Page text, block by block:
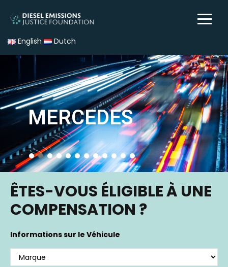
English Dutch
MERCEDES
ÊTES-VOUS ÉLIGIBLE À UNE
COMPENSATION ?
Informations sur le Véhicule
Si vous avez acheté un véhicule affecté,